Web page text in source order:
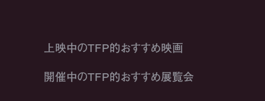
上映中のTFP的おすすめ映画
開催中のTFP的おすすめ展覧会